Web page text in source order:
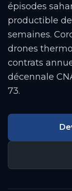
épisodes
productible
semaines.
drones
contrats
décennale
73.